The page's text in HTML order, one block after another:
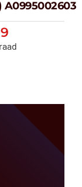
’16)
89,99
A0995002603